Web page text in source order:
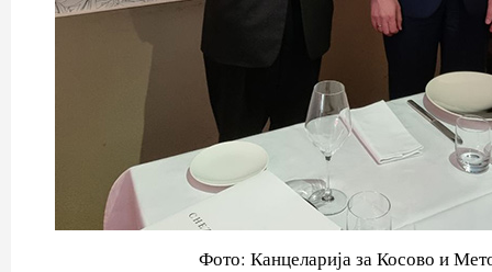
Фото: Канцеларија за Косово и